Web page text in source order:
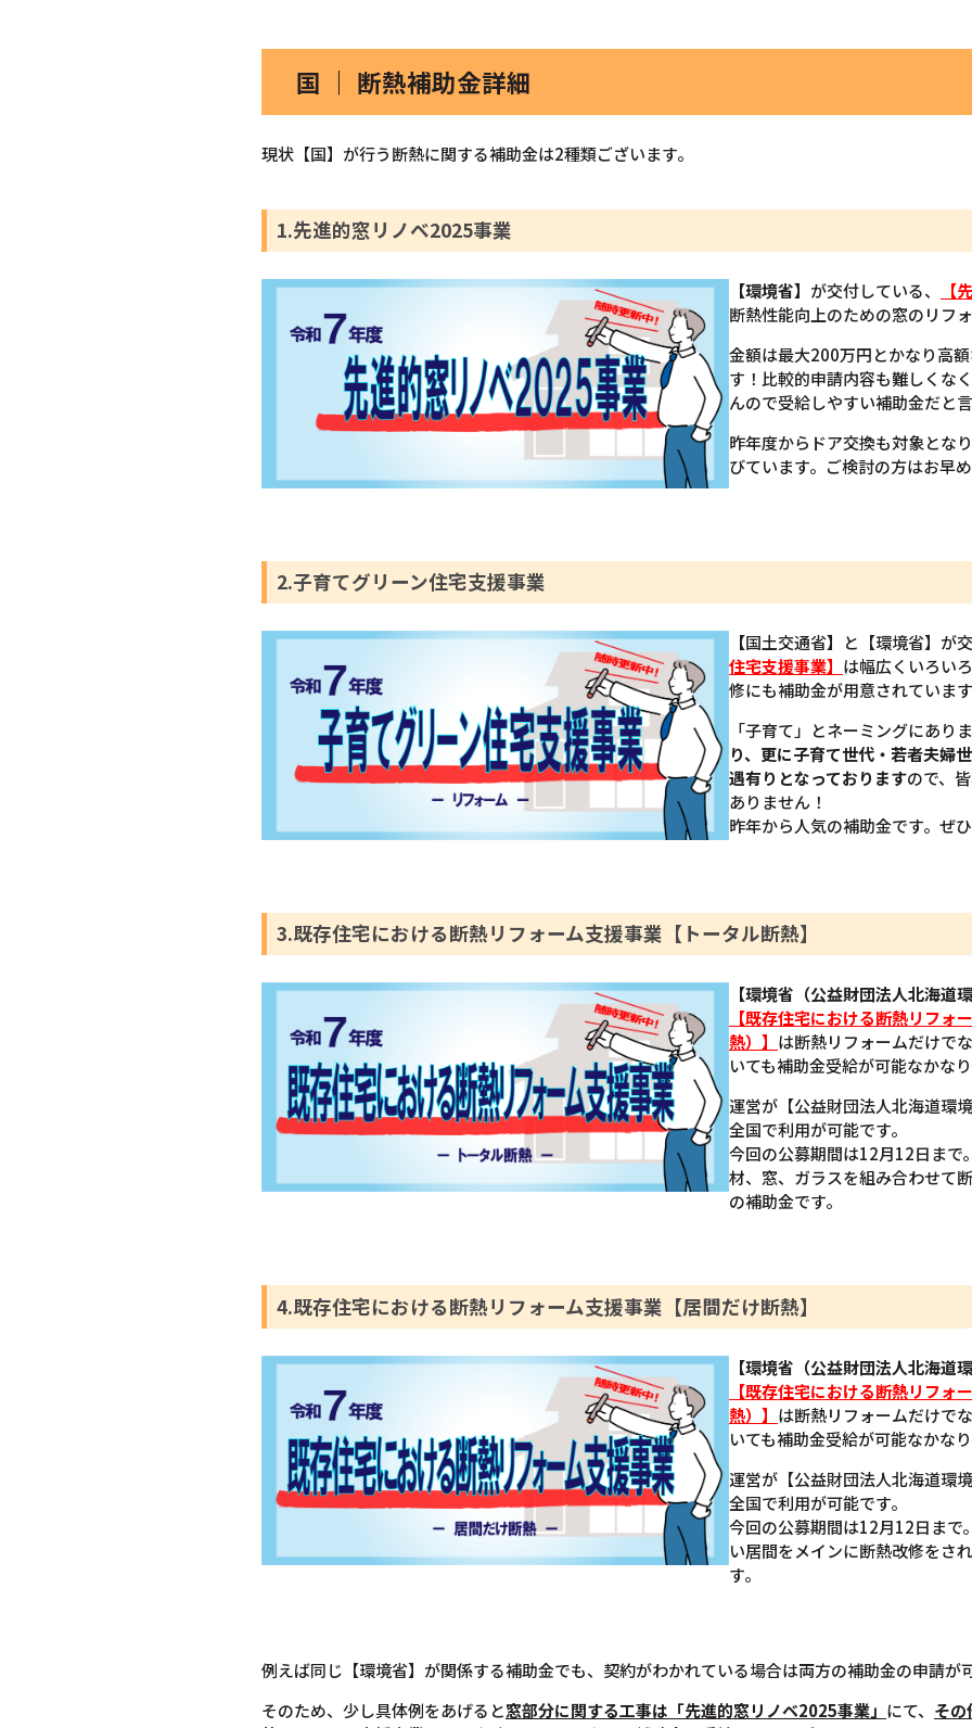
国 ｜ 断熱補助金詳細
現状【国】が行う断熱に関する補助金は2種類ございます。
1.先進的窓リノベ2025事業
【環境省】 が交付している、
【
断熱性能向上のための窓のリフ
金額は最大200万円とかなり高
す！比較的申請内容も難しくな
んので受給しやすい補助金だと
昨年度からドア交換も対象とな
びています。ご検討の方はお早
2.子育てグリーン住宅支援事業
【国土交通省】
と【環境省】が
住宅支援事業】 は幅広くいろい
修にも補助金が用意されていま
「子育て」とネーミングにあり
り、更に子育て世代・若者夫婦
遇有りとなっておりますので、
ありません！
昨年から人気の補助金です。ぜ
3.既存住宅における断熱リフォーム支援事業【トータル断熱】
【環境省（公益財団法人北海道
【既存住宅における断熱リフォ
熱）】 は断熱リフォームだけで
いても補助金受給が可能なかな
運営が【公益財団法人北海道環
全国で利用が可能です。
今回の公募期間は12月12日まで
材、窓、ガラスを組み合わせて
の補助金です。
4.既存住宅における断熱リフォーム支援事業【居間だけ断熱】
【環境省（公益財団法人北海道
【既存住宅における断熱リフォ
熱）】 は断熱リフォームだけで
いても補助金受給が可能なかな
運営が【公益財団法人北海道環
全国で利用が可能です。
今回の公募期間は12月12日まで
い居間をメインに断熱改修をさ
す。
例えば同じ【環境省】が関係する補助金でも、契約がわかれている場合は両方の補助金の申請が
そのため、少し具体例をあげると窓部分に関する工事は「先進的窓リノベ2025事業」 にて、 その